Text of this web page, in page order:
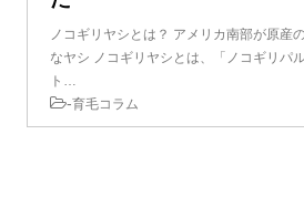
ノコギリヤシとは？ アメリカ南部が原産
なヤシ ノコギリヤシとは、「ノコギリパ
ト…
-育毛コラム